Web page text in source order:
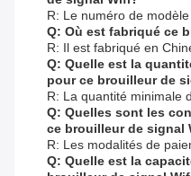
R: Le numéro de
Q: Où est fabriqué ce
R: Il est fabriqué en
Q: Quelle est la
pour ce brouilleur de
R: La quantité minimale
Q: Quelles sont les
ce brouilleur de signal
R: Les modalités de
Q: Quelle est la